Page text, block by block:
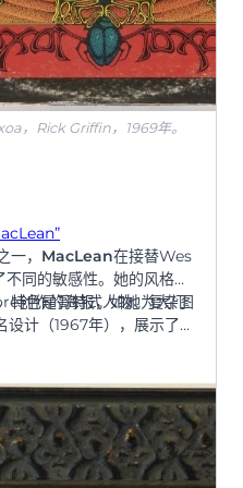
，Rick Griffin，1969年。
， MacLean在接替Wes
同的敏感性。她的风格深
特色是哥特式人物、复杂图
创作的海报，如她为大门
计（1967年），展示了她